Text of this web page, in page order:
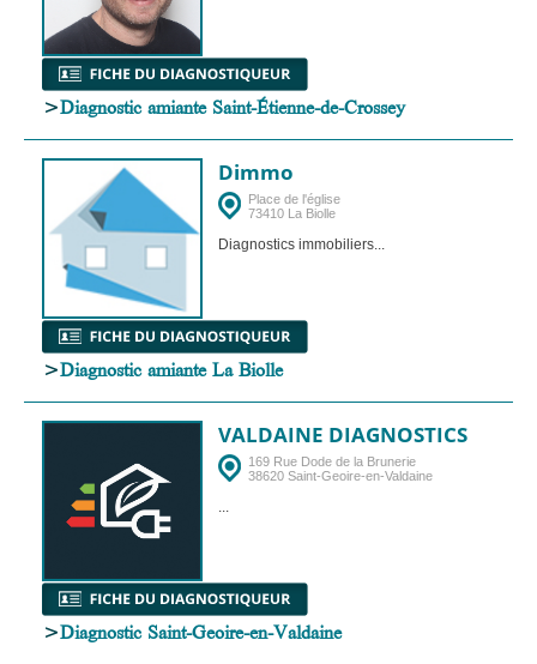
>Diagnostic amiante Saint-Étienne-de-Crossey
Dimmo
Place de l'église
73410 La Biolle
Diagnostics immobiliers...
>Diagnostic amiante La Biolle
VALDAINE DIAGNOSTICS
169 Rue Dode de la Brunerie
38620 Saint-Geoire-en-Valdaine
...
>Diagnostic Saint-Geoire-en-Valdaine